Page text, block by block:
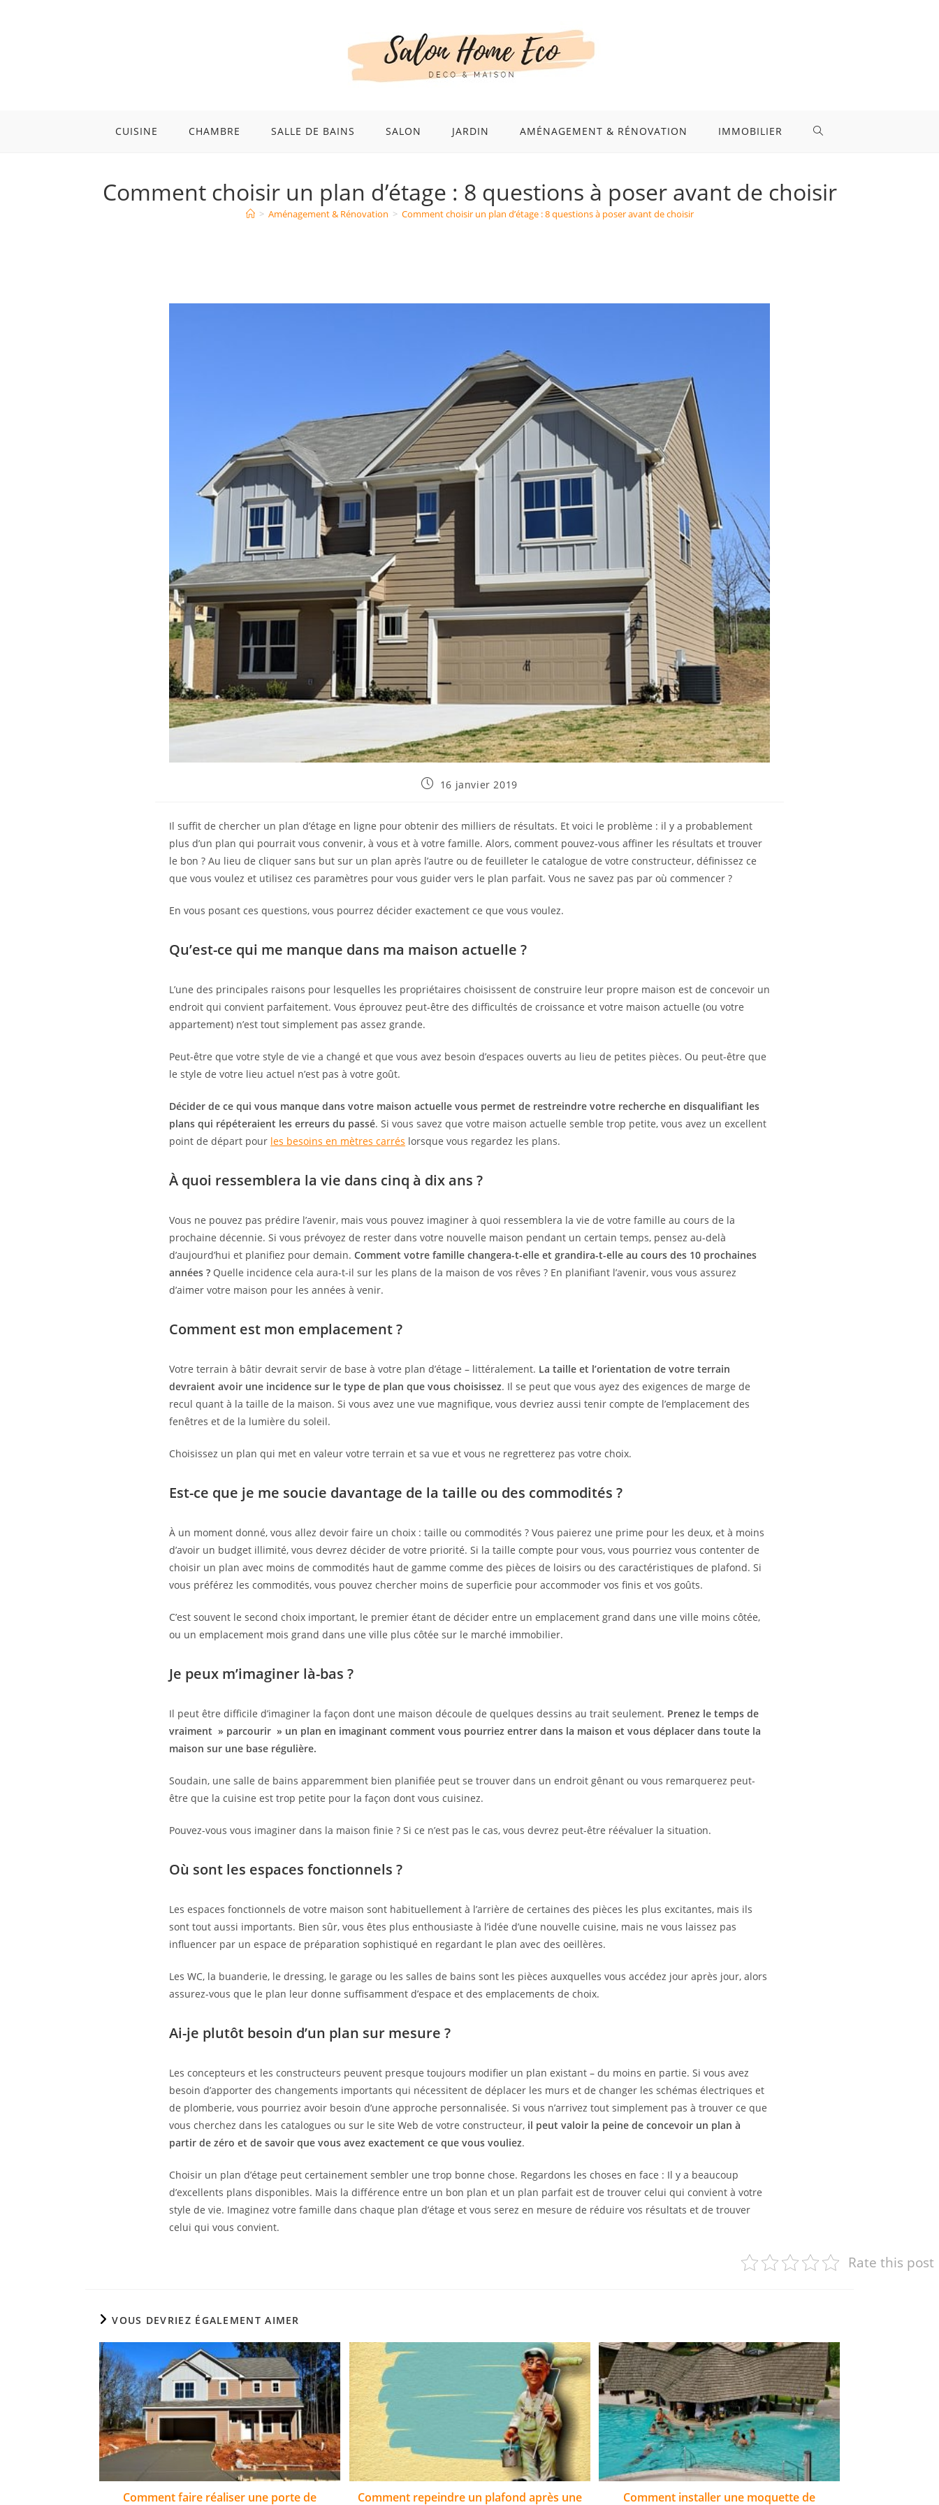
CUISINE CHAMBRE SALLE DE BAINS SALON JARDIN AMÉNAGEMENT & RÉNOVATION IMMOBILIER TOGGLE
Comment choisir un plan d’étage : 8 questions à poser avant de choisir
> Aménagement & Rénovation > Comment choisir un plan d’étage : 8 questions à poser avant de choisir
Publication
16 janvier 2019
Il suffit de chercher un plan d’étage en ligne pour obtenir des milliers de résultats. Et voici le problème : il y a probablement
plus d’un plan qui pourrait vous convenir, à vous et à votre famille. Alors, comment pouvez-vous affiner les résultats et trouver
le bon ? Au lieu de cliquer sans but sur un plan après l’autre ou de feuilleter le catalogue de votre constructeur, définissez ce
que vous voulez et utilisez ces paramètres pour vous guider vers le plan parfait. Vous ne savez pas par où commencer ?
En vous posant ces questions, vous pourrez décider exactement ce que vous voulez.
Qu’est-ce qui me manque dans ma maison actuelle ?
L’une des principales raisons pour lesquelles les propriétaires choisissent de construire leur propre maison est de concevoir un
endroit qui convient parfaitement. Vous éprouvez peut-être des difficultés de croissance et votre maison actuelle (ou votre
appartement) n’est tout simplement pas assez grande.
Peut-être que votre style de vie a changé et que vous avez besoin d’espaces ouverts au lieu de petites pièces. Ou peut-être que
le style de votre lieu actuel n’est pas à votre goût.
Décider de ce qui vous manque dans votre maison actuelle vous permet de restreindre votre recherche en disqualifiant les
plans qui répéteraient les erreurs du passé. Si vous savez que votre maison actuelle semble trop petite, vous avez un excellent
point de départ pour les besoins en mètres carrés lorsque vous regardez les plans.
À quoi ressemblera la vie dans cinq à dix ans ?
Vous ne pouvez pas prédire l’avenir, mais vous pouvez imaginer à quoi ressemblera la vie de votre famille au cours de la
prochaine décennie. Si vous prévoyez de rester dans votre nouvelle maison pendant un certain temps, pensez au-delà
d’aujourd’hui et planifiez pour demain. Comment votre famille changera-t-elle et grandira-t-elle au cours des 10 prochaines
années ? Quelle incidence cela aura-t-il sur les plans de la maison de vos rêves ? En planifiant l’avenir, vous vous assurez
d’aimer votre maison pour les années à venir.
Comment est mon emplacement ?
Votre terrain à bâtir devrait servir de base à votre plan d’étage – littéralement. La taille et l’orientation de votre terrain
devraient avoir une incidence sur le type de plan que vous choisissez. Il se peut que vous ayez des exigences de marge de
recul quant à la taille de la maison. Si vous avez une vue magnifique, vous devriez aussi tenir compte de l’emplacement des
fenêtres et de la lumière du soleil.
Choisissez un plan qui met en valeur votre terrain et sa vue et vous ne regretterez pas votre choix.
Est-ce que je me soucie davantage de la taille ou des commodités ?
À un moment donné, vous allez devoir faire un choix : taille ou commodités ? Vous paierez une prime pour les deux, et à moins
d’avoir un budget illimité, vous devrez décider de votre priorité. Si la taille compte pour vous, vous pourriez vous contenter de
choisir un plan avec moins de commodités haut de gamme comme des pièces de loisirs ou des caractéristiques de plafond. Si
vous préférez les commodités, vous pouvez chercher moins de superficie pour accommoder vos finis et vos goûts.
C’est souvent le second choix important, le premier étant de décider entre un emplacement grand dans une ville moins côtée,
ou un emplacement mois grand dans une ville plus côtée sur le marché immobilier.
Je peux m’imaginer là-bas ?
Il peut être difficile d’imaginer la façon dont une maison découle de quelques dessins au trait seulement. Prenez le temps de
vraiment » parcourir » un plan en imaginant comment vous pourriez entrer dans la maison et vous déplacer dans toute la
maison sur une base régulière.
Soudain, une salle de bains apparemment bien planifiée peut se trouver dans un endroit gênant ou vous remarquerez peut-
être que la cuisine est trop petite pour la façon dont vous cuisinez.
Pouvez-vous vous imaginer dans la maison finie ? Si ce n’est pas le cas, vous devrez peut-être réévaluer la situation.
Où sont les espaces fonctionnels ?
Les espaces fonctionnels de votre maison sont habituellement à l’arrière de certaines des pièces les plus excitantes, mais ils
sont tout aussi importants. Bien sûr, vous êtes plus enthousiaste à l’idée d’une nouvelle cuisine, mais ne vous laissez pas
influencer par un espace de préparation sophistiqué en regardant le plan avec des oeillères.
Les WC, la buanderie, le dressing, le garage ou les salles de bains sont les pièces auxquelles vous accédez jour après jour, alors
assurez-vous que le plan leur donne suffisamment d’espace et des emplacements de choix.
Ai-je plutôt besoin d’un plan sur mesure ?
Les concepteurs et les constructeurs peuvent presque toujours modifier un plan existant – du moins en partie. Si vous avez
besoin d’apporter des changements importants qui nécessitent de déplacer les murs et de changer les schémas électriques et
de plomberie, vous pourriez avoir besoin d’une approche personnalisée. Si vous n’arrivez tout simplement pas à trouver ce que
vous cherchez dans les catalogues ou sur le site Web de votre constructeur, il peut valoir la peine de concevoir un plan à
partir de zéro et de savoir que vous avez exactement ce que vous vouliez.
Choisir un plan d’étage peut certainement sembler une trop bonne chose. Regardons les choses en face : Il y a beaucoup
d’excellents plans disponibles. Mais la différence entre un bon plan et un plan parfait est de trouver celui qui convient à votre
style de vie. Imaginez votre famille dans chaque plan d’étage et vous serez en mesure de réduire vos résultats et de trouver
celui qui vous convient.
Rate this post
VOUS DEVRIEZ ÉGALEMENT AIMER
Comment faire réaliser une porte de Comment repeindre un plafond après une Comment installer une moquette de